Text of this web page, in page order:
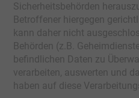
Sicherheitsbehörden
Betroffener hiergegen
kann daher nicht
Behörden (z.B.
befindlichen Daten zu
verarbeiten, auswerten und
haben auf diese